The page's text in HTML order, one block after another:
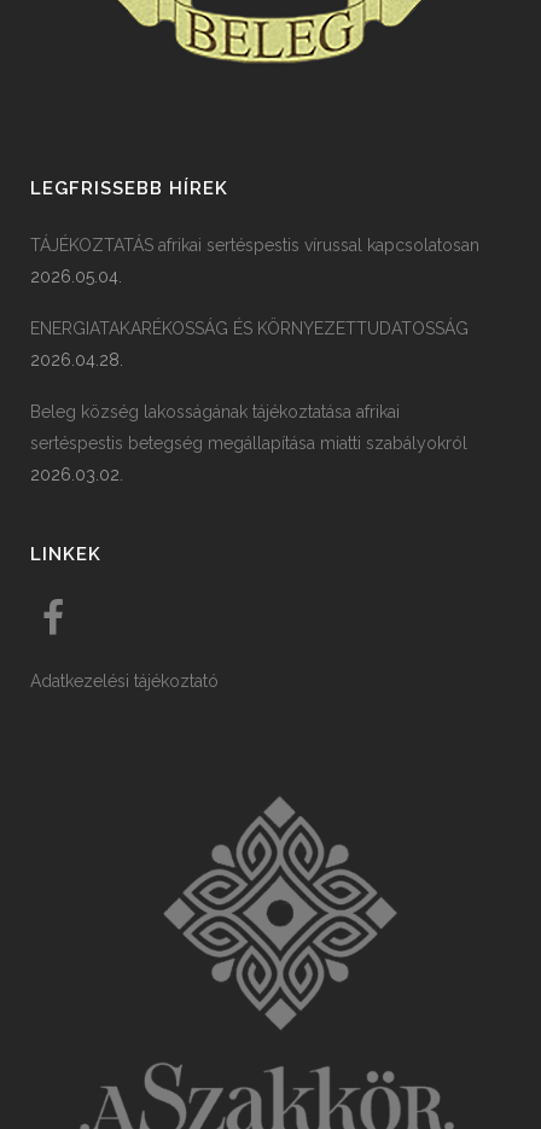
LEGFRISSEBB HÍREK
TÁJÉKOZTATÁS afrikai sertéspestis vírussal kapcsolatosan
2026.05.04.
ENERGIATAKARÉKOSSÁG ÉS KÖRNYEZETTUDATOSSÁG
2026.04.28.
Beleg község lakosságának tájékoztatása afrikai
sertéspestis betegség megállapítása miatti szabályokról
2026.03.02.
LINKEK
Adatkezelési tájékoztató